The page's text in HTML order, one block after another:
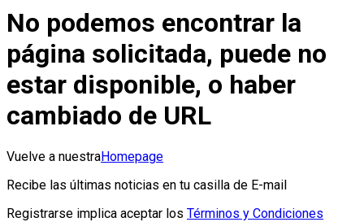
No podemos encontrar la
página solicitada, puede no
estar disponible, o haber
cambiado de URL
Vuelve a nuestraHomepage
Recibe las últimas noticias en tu casilla de E-mail
Registrarse implica aceptar los Términos y Condiciones